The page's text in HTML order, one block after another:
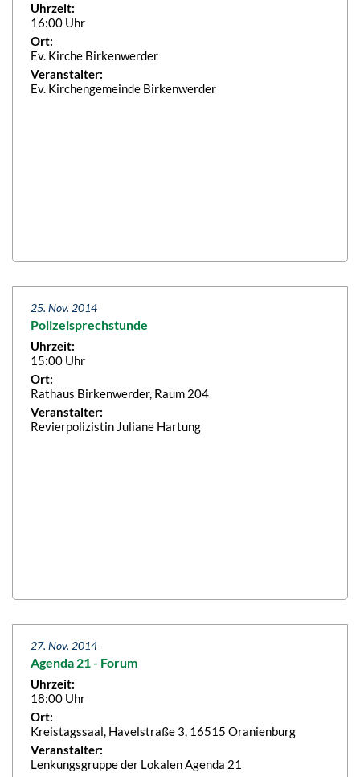
Uhrzeit:
16:00 Uhr
Ort:
Ev. Kirche Birkenwerder
Veranstalter:
Ev. Kirchengemeinde Birkenwerder
25. Nov. 2014
Polizeisprechstunde
Uhrzeit:
15:00 Uhr
Ort:
Rathaus Birkenwerder, Raum 204
Veranstalter:
Revierpolizistin Juliane Hartung
27. Nov. 2014
Agenda 21 - Forum
Uhrzeit:
18:00 Uhr
Ort:
Kreistagssaal, Havelstraße 3, 16515 Oranienburg
Veranstalter:
Lenkungsgruppe der Lokalen Agenda 21